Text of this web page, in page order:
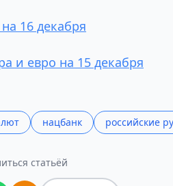
16 декабря
и евро на 15 декабря
нацбанк российские
статьёй